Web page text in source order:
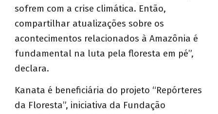
sofrem com a crise climática. Então,
compartilhar atualizações sobre os
acontecimentos relacionados à Amazônia é
fundamental na luta pela floresta em pé”,
declara.
Kanata é beneficiária do projeto “Repórteres
da Floresta”, iniciativa da Fundação